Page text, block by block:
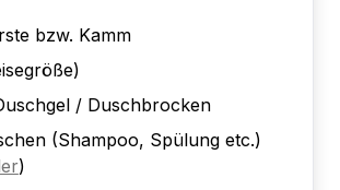
bzw. Kamm
/ Duschbrocken
(Shampoo, Spülung etc.)
)